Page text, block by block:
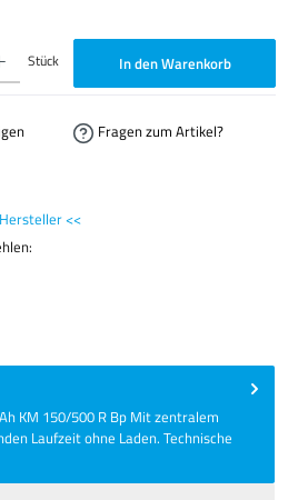
ein oder benutze die Schaltflächen um die Anzahl zu
Stück In den Warenkorb
Fragen zum Artikel?
<<
KM 150/500 R Bp Mit zentralem
Laufzeit ohne Laden. Technische